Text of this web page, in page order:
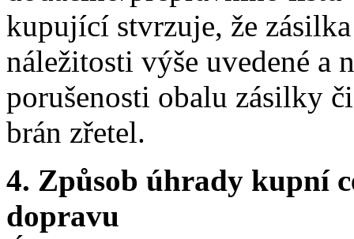
kupující stvrzuje, že
náležitosti výše uvedené a
porušenosti obalu zásilky
brán zřetel.
4. Způsob úhrady kupní
dopravu